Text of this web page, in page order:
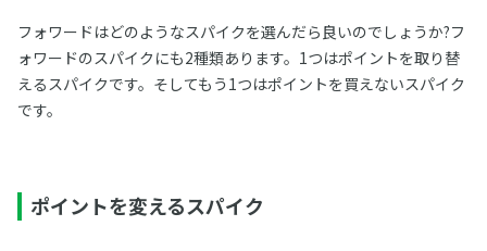
フォワードはどのようなスパイクを選んだら良いのでしょうか?フ
ォワードのスパイクにも2種類あります。1つはポイントを取り替
えるスパイクです。そしてもう1つはポイントを買えないスパイク
です。
ポイントを変えるスパイク